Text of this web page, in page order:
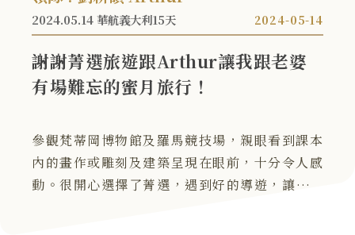
2024.05.14 華航義大利15天 2024-05-14
謝謝菁選旅遊跟Arthur讓我跟老婆
有場難忘的蜜月旅行！
參觀梵蒂岡博物館及羅馬競技場，親眼看到課本
內的畫作或雕刻及建築呈現在眼前，十分令人感
動。很開心選擇了菁選，遇到好的導遊，讓整趟